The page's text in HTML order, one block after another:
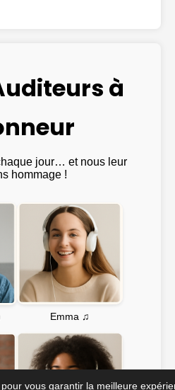
à
jour… et nous leur
hommage !
Emma ♫
vous garantir la meilleure